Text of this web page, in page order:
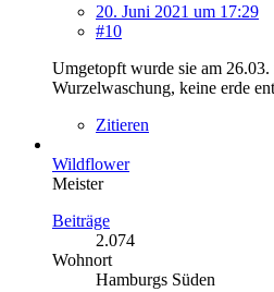
20. Juni 2021 um 17:29
#10
Umgetopft wurde sie am
Wurzelwaschung, keine erde
Zitieren
Wildflower
Meister
Beiträge
2.074
Wohnort
Hamburgs Süden